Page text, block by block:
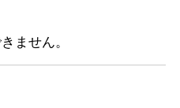
ません。